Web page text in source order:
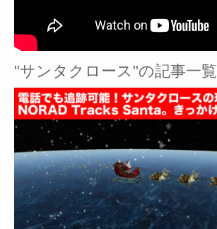
"サンタクロース"の記事一覧